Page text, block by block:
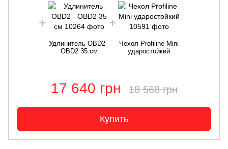
Удлинитель OBD2 -
OBD2 35 см
Чехол Profiline Mini
ударостойкий
17 640 грн 18 568 грн
Купить